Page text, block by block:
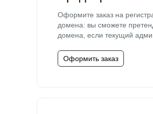
Оформите заказ на
домена: вы сможете
домена, если текущий
Оформить заказ